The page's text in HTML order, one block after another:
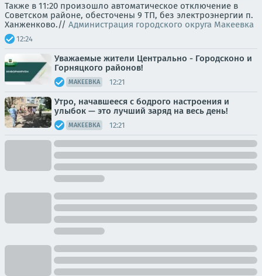
Также в 11:20 произошло автоматическое отключение в
Советском районе, обесточены 9 ТП, без электроэнергии п.
Ханженково.// Администрация городского округа Макеевка
12:24
Уважаемые жители Центрально - Городсконо и
Горняцкого районов!
МАКЕЕВКА 12:21
Утро, начавшееся с бодрого настроения и
улыбок — это лучший заряд на весь день!
МАКЕЕВКА 12:21